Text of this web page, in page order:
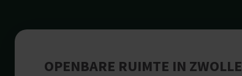
OPENBARE RUIMTE IN ZWOLLE